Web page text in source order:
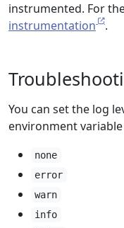
instrumented. For
instrumentation
.
You can set the log
environment
none
error
warn
info